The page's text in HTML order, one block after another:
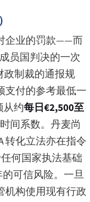
企业的罚款——而
员国判决的一次
政制裁的通报规
支付的参考最低一
从约每日€2,500至
间系数。丹麦尚
转化立法亦在指令
何国家执法基础
的可信风险。一旦
机构使用现有行政